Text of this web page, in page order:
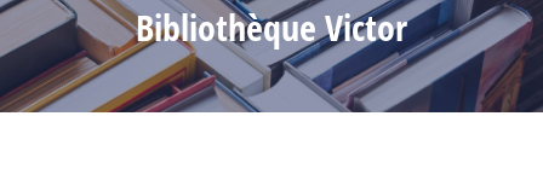
Bibliothèque Victor